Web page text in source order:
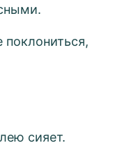
сияет.